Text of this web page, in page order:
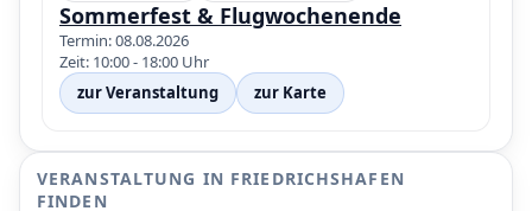
Sommerfest & Flugwochenende
Termin: 08.08.2026
Zeit: 10:00 - 18:00 Uhr
zur Veranstaltung
zur Karte
VERANSTALTUNG IN FRIEDRICHSHAFEN
FINDEN